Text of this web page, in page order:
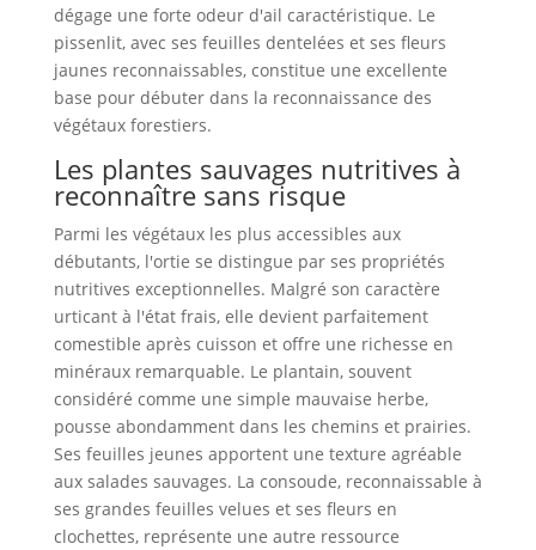
dégage une forte odeur d'ail caractéristique. Le
pissenlit, avec ses feuilles dentelées et ses fleurs
jaunes reconnaissables, constitue une excellente
base pour débuter dans la reconnaissance des
végétaux forestiers.
Les plantes sauvages nutritives à
reconnaître sans risque
Parmi les végétaux les plus accessibles aux
débutants, l'ortie se distingue par ses propriétés
nutritives exceptionnelles. Malgré son caractère
urticant à l'état frais, elle devient parfaitement
comestible après cuisson et offre une richesse en
minéraux remarquable. Le plantain, souvent
considéré comme une simple mauvaise herbe,
pousse abondamment dans les chemins et prairies.
Ses feuilles jeunes apportent une texture agréable
aux salades sauvages. La consoude, reconnaissable à
ses grandes feuilles velues et ses fleurs en
clochettes, représente une autre ressource